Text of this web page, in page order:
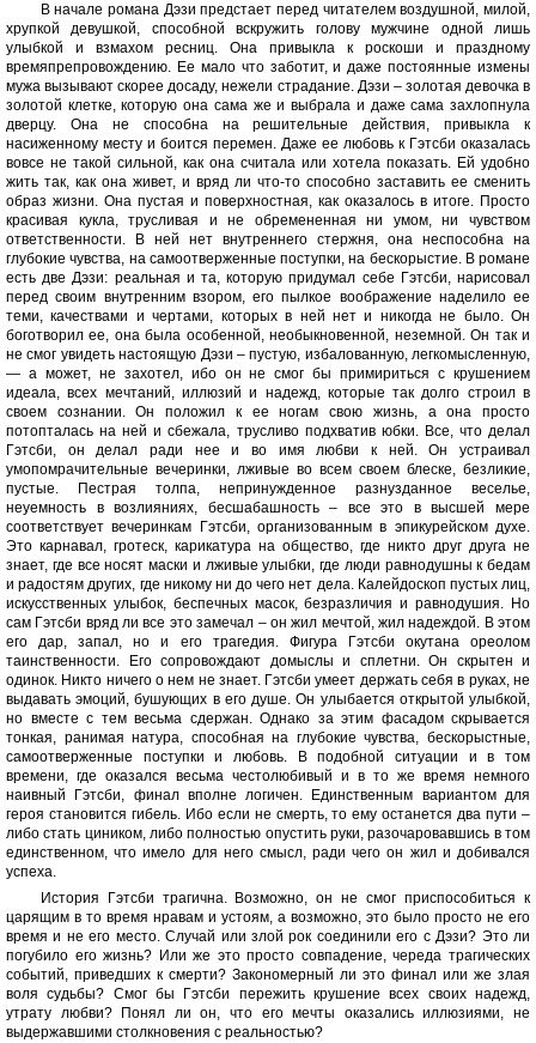
В начале романа Дэзи предстает перед читателем воздушной, милой,
хрупкой девушкой, способной вскружить голову мужчине одной лишь
улыбкой и взмахом ресниц. Она привыкла к роскоши и праздному
времяпрепровождению. Ее мало что заботит, и даже постоянные измены
мужа вызывают скорее досаду, нежели страдание. Дэзи – золотая девочка в
золотой клетке, которую она сама же и выбрала и даже сама захлопнула
дверцу. Она не способна на решительные действия, привыкла к
насиженному месту и боится перемен. Даже ее любовь к Гэтсби оказалась
вовсе не такой сильной, как она считала или хотела показать. Ей удобно
жить так, как она живет, и вряд ли что-то способно заставить ее сменить
образ жизни. Она пустая и поверхностная, как оказалось в итоге. Просто
красивая кукла, трусливая и не обремененная ни умом, ни чувством
ответственности. В ней нет внутреннего стержня, она неспособна на
глубокие чувства, на самоотверженные поступки, на бескорыстие. В романе
есть две Дэзи: реальная и та, которую придумал себе Гэтсби, нарисовал
перед своим внутренним взором, его пылкое воображение наделило ее
теми, качествами и чертами, которых в ней нет и никогда не было. Он
боготворил ее, она была особенной, необыкновенной, неземной. Он так и
не смог увидеть настоящую Дэзи – пустую, избалованную, легкомысленную,
— а может, не захотел, ибо он не смог бы примириться с крушением
идеала, всех мечтаний, иллюзий и надежд, которые так долго строил в
своем сознании. Он положил к ее ногам свою жизнь, а она просто
потопталась на ней и сбежала, трусливо подхватив юбки. Все, что делал
Гэтсби, он делал ради нее и во имя любви к ней. Он устраивал
умопомрачительные вечеринки, лживые во всем своем блеске, безликие,
пустые. Пестрая толпа, непринужденное разнузданное веселье,
неуемность в возлияниях, бесшабашность – все это в высшей мере
соответствует вечеринкам Гэтсби, организованным в эпикурейском духе.
Это карнавал, гротеск, карикатура на общество, где никто друг друга не
знает, где все носят маски и лживые улыбки, где люди равнодушны к бедам
и радостям других, где никому ни до чего нет дела. Калейдоскоп пустых лиц,
искусственных улыбок, беспечных масок, безразличия и равнодушия. Но
сам Гэтсби вряд ли все это замечал – он жил мечтой, жил надеждой. В этом
его дар, запал, но и его трагедия. Фигура Гэтсби окутана ореолом
таинственности. Его сопровождают домыслы и сплетни. Он скрытен и
одинок. Никто ничего о нем не знает. Гэтсби умеет держать себя в руках, не
выдавать эмоций, бушующих в его душе. Он улыбается открытой улыбкой,
но вместе с тем весьма сдержан. Однако за этим фасадом скрывается
тонкая, ранимая натура, способная на глубокие чувства, бескорыстные,
самоотверженные поступки и любовь. В подобной ситуации и в том
времени, где оказался весьма честолюбивый и в то же время немного
наивный Гэтсби, финал вполне логичен. Единственным вариантом для
героя становится гибель. Ибо если не смерть, то ему останется два пути –
либо стать циником, либо полностью опустить руки, разочаровавшись в том
единственном, что имело для него смысл, ради чего он жил и добивался
успеха.
История Гэтсби трагична. Возможно, он не смог приспособиться к
царящим в то время нравам и устоям, а возможно, это было просто не его
время и не его место. Случай или злой рок соединили его с Дэзи? Это ли
погубило его жизнь? Или же это просто совпадение, череда трагических
событий, приведших к смерти? Закономерный ли это финал или же злая
воля судьбы? Смог бы Гэтсби пережить крушение всех своих надежд,
утрату любви? Понял ли он, что его мечты оказались иллюзиями, не
выдержавшими столкновения с реальностью?